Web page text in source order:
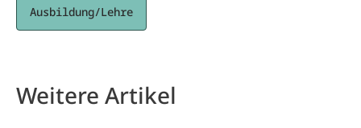
Ausbildung/Lehre
Weitere Artikel